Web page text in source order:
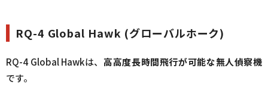
RQ-4 Global Hawk (グローバルホーク)
RQ-4 Global Hawkは、 高高度長時間飛行が可能な無人偵察機
です。